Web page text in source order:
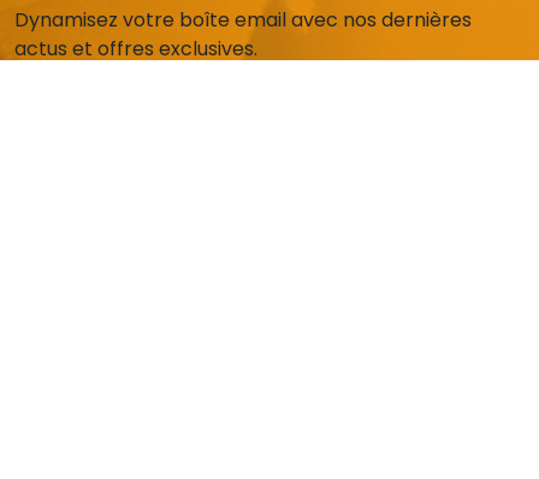
Dynamisez votre boîte email avec nos dernières
actus et offres exclusives.